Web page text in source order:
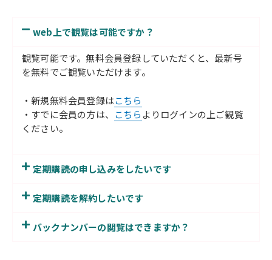
web上で観覧は可能ですか？
観覧可能です。無料会員登録していただくと、最新号
を無料でご観覧いただけます。
・新規無料会員登録はこちら
・すでに会員の方は、 こちら よりログインの上ご観覧
ください。
定期購読の申し込みをしたいです
定期購読を解約したいです
バックナンバーの閲覧はできますか？